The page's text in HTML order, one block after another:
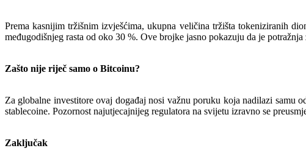
Prema kasnijim tržišnim izvješćima, ukupna veličina tržišta tokeniziranih
međugodišnjeg rasta od oko 30 %. Ove brojke jasno pokazuju da je
Zašto nije riječ samo o Bitcoinu?
Za globalne investitore ovaj događaj nosi važnu poruku koja nadilazi samu
stablecoine. Pozornost najutjecajnijeg regulatora na svijetu izravno se
Zaključak